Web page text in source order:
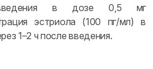
введения в дозе 0,5 мг
эстриола (100 пг/мл) в
1–2 ч после введения.